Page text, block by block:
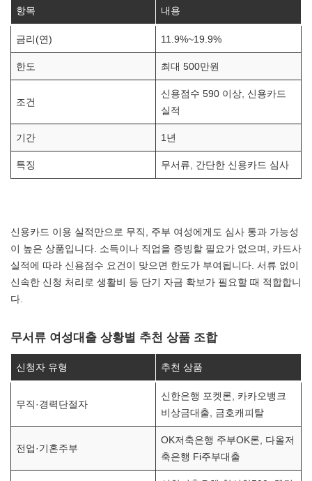
항목 내용
금리(연) 11.9%~19.9%
한도 최대 500만원
조건
신용점수 590 이상, 신용카드
실적
기간 1년
특징 무서류, 간단한 신용카드 심사
신용카드 이용 실적만으로 무직, 주부 여성에게도 심사 통과 가능성
이 높은 상품입니다. 소득이나 직업을 증빙할 필요가 없으며, 카드사
실적에 따라 신용점수 요건이 맞으면 한도가 부여됩니다. 서류 없이
신속한 신청 처리로 생활비 등 단기 자금 확보가 필요할 때 적합합니
다.
무서류 여성대출 상황별 추천 상품 조합
신청자 유형 추천 상품
무직·경력단절자
신한은행 포켓론, 카카오뱅크
비상금대출, 금호캐피탈
전업·기혼주부
OK저축은행 주부OK론, 다올저
축은행 Fi주부대출